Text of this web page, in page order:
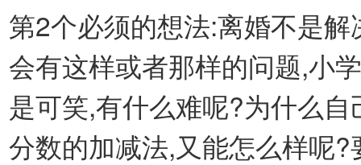
第2个必须的想法:离婚不是
会有这样或者那样的问题,小
是可笑,有什么难呢?为什么
分数的加减法,又能怎么样呢